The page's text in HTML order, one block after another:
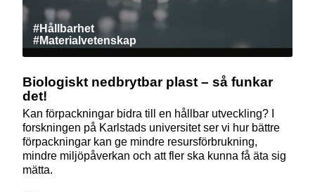
#Hållbarhet
#Materialvetenskap
Biologiskt nedbrytbar plast – så funkar
det!
Kan förpackningar bidra till en hållbar utveckling? I
forskningen på Karlstads universitet ser vi hur bättre
förpackningar kan ge mindre resursförbrukning,
mindre miljöpåverkan och att fler ska kunna få äta sig
mätta.